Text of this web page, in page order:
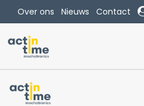
Overslaan naar inhoud
Over ons Nieuws Contact